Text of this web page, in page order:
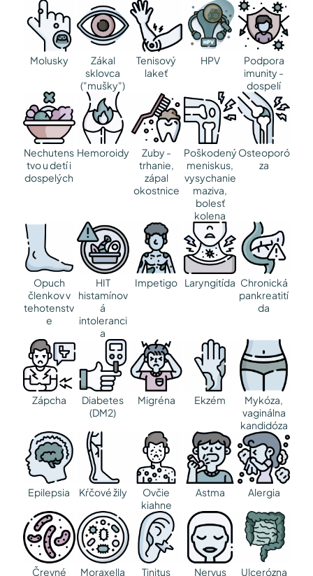
Molusky
Zákal
sklovca
("mušky")
Tenisový
lakeť
HPV
Podpora
imunity -
dospelí
Nechutens
tvo u detí i
dospelých
Hemoroidy
Zuby -
trhanie,
zápal
okostnice
Poškodený
meniskus,
vysychanie
maziva,
bolesť
kolena
Osteoporó
za
Opuch
členkov v
tehotenstv
e
HIT
histamínov
á
intoleranci
a
Impetigo Laryngitída Chronická
pankreatití
da
Zápcha
Diabetes
(DM2)
Migréna Ekzém
Mykóza,
vaginálna
kandidóza
Epilepsia Kŕčové žily
Ovčie
kiahne
Astma Alergia
Črevné Moraxella Tinitus Nervus Ulcerózna